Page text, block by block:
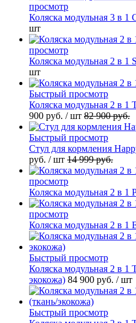
просмотр
Коляска модульная 3 в 1
шт
просмотр
Коляска модульная 2 в 1
шт
Быстрый просмотр
Коляска модульная 2 в 1
900 руб. / шт 82 900 руб.
Быстрый просмотр
Стул для кормления
руб. / шт 14 999 руб.
просмотр
Коляска модульная 2 в 1
просмотр
Коляска модульная 2 в 1
Быстрый просмотр
Коляска модульная 2 в 1
экокожа) 84 900 руб. / шт
Быстрый просмотр